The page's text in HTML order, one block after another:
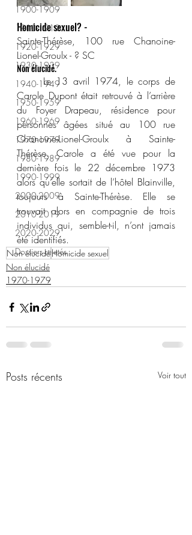
1900-1909
1910-1919
1920-1929
1930-1939
1940-1949
1950-1959
1960-1969
1970-1979
1980-1989
1990-1999
2000-2009
2010-2019
2020-2029
Dossiers rejetés
Homicide sexuel? -
Sainte-Thérèse, 100 rue Chanoine-
Lionel-Groulx - ? SC
Non élucidé.
	Le 13 avril 1974, le corps de
Carole Dupont était retrouvé à l’arrière
du Foyer Drapeau, résidence pour
personnes âgées situé au 100 rue
Chanoine-Lionel-Groulx à Sainte-
Thérèse. Carole a été vue pour la
dernière fois le 22 décembre 1973
alors qu’elle sortait de l’hôtel Blainville,
toujours à Sainte-Thérèse. Elle se
trouvait alors en compagnie de trois
individus qui, semble-t-il, n’ont jamais
été identifiés.
Non élucidéHomicide sexuel
Non élucidé
1970-1979
Posts récents Voir tout